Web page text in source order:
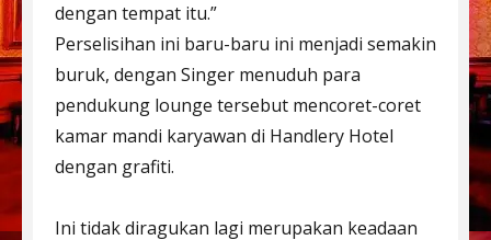
dengan tempat itu.”
Perselisihan ini baru-baru ini menjadi semakin
buruk, dengan Singer menuduh para
pendukung lounge tersebut mencoret-coret
kamar mandi karyawan di Handlery Hotel
dengan grafiti.
Ini tidak diragukan lagi merupakan keadaan